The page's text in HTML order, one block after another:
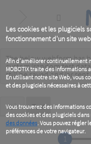
Les cookies et les plugiciels
fonctionnement d'un site
Afin d'améliorer continuellement
MOBOTIX traite des informations
En utilisant notre site Web, vous
et des plugiciels nécessaires à
Vous trouverez des informations
des cookies et des plugiciels
des données. Vous pouvez régler
préférences de votre navigateur.
content
Warning
message
The below webform has
custom/random test
still be savedand/orsent
Primary
tabs
Voir Test(active
tab)
1